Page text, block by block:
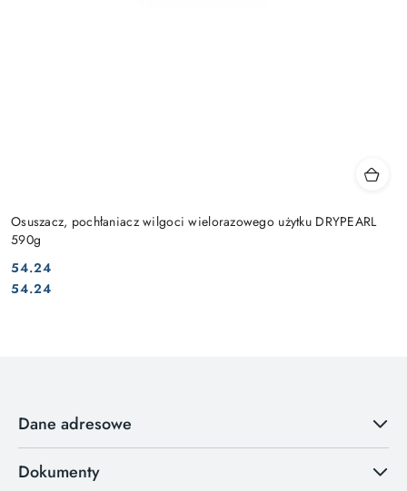
Osuszacz, pochłaniacz wilgoci wielorazowego użytku DRYPEARL
590g
Cena:
54.24
Cena:
54.24
Dane adresowe
Dokumenty